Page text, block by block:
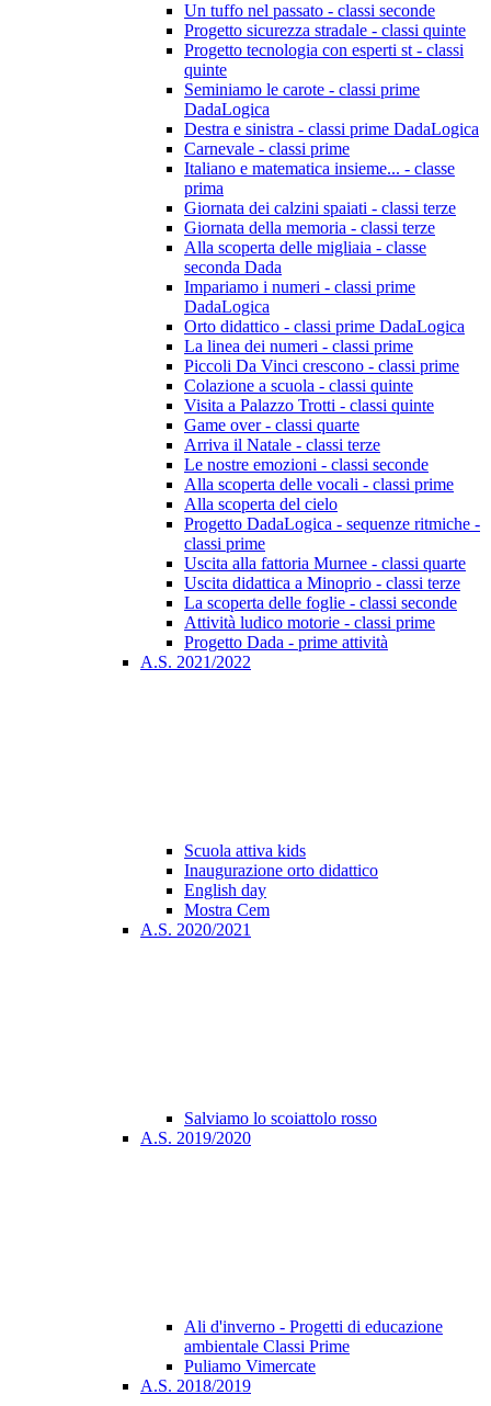
Un tuffo nel passato - classi seconde
Progetto sicurezza stradale - classi quinte
Progetto tecnologia con esperti st - classi
quinte
Seminiamo le carote - classi prime
DadaLogica
Destra e sinistra - classi prime DadaLogica
Carnevale - classi prime
Italiano e matematica insieme... - classe
prima
Giornata dei calzini spaiati - classi terze
Giornata della memoria - classi terze
Alla scoperta delle migliaia - classe
seconda Dada
Impariamo i numeri - classi prime
DadaLogica
Orto didattico - classi prime DadaLogica
La linea dei numeri - classi prime
Piccoli Da Vinci crescono - classi prime
Colazione a scuola - classi quinte
Visita a Palazzo Trotti - classi quinte
Game over - classi quarte
Arriva il Natale - classi terze
Le nostre emozioni - classi seconde
Alla scoperta delle vocali - classi prime
Alla scoperta del cielo
Progetto DadaLogica - sequenze ritmiche -
classi prime
Uscita alla fattoria Murnee - classi quarte
Uscita didattica a Minoprio - classi terze
La scoperta delle foglie - classi seconde
Attività ludico motorie - classi prime
Progetto Dada - prime attività
A.S. 2021/2022
Scuola attiva kids
Inaugurazione orto didattico
English day
Mostra Cem
A.S. 2020/2021
Salviamo lo scoiattolo rosso
A.S. 2019/2020
Ali d'inverno - Progetti di educazione
ambientale Classi Prime
Puliamo Vimercate
A.S. 2018/2019